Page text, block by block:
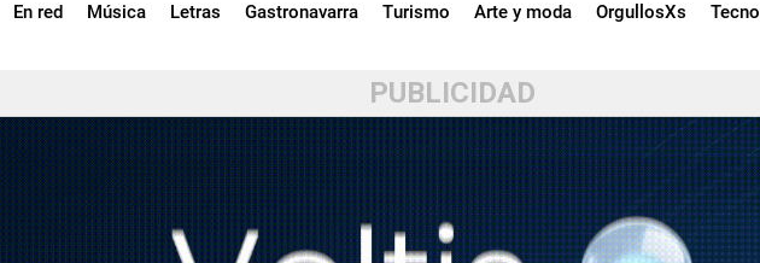
En red Música Letras Gastronavarra Turismo Arte y moda OrgullosXs Tecno
PUBLICIDAD